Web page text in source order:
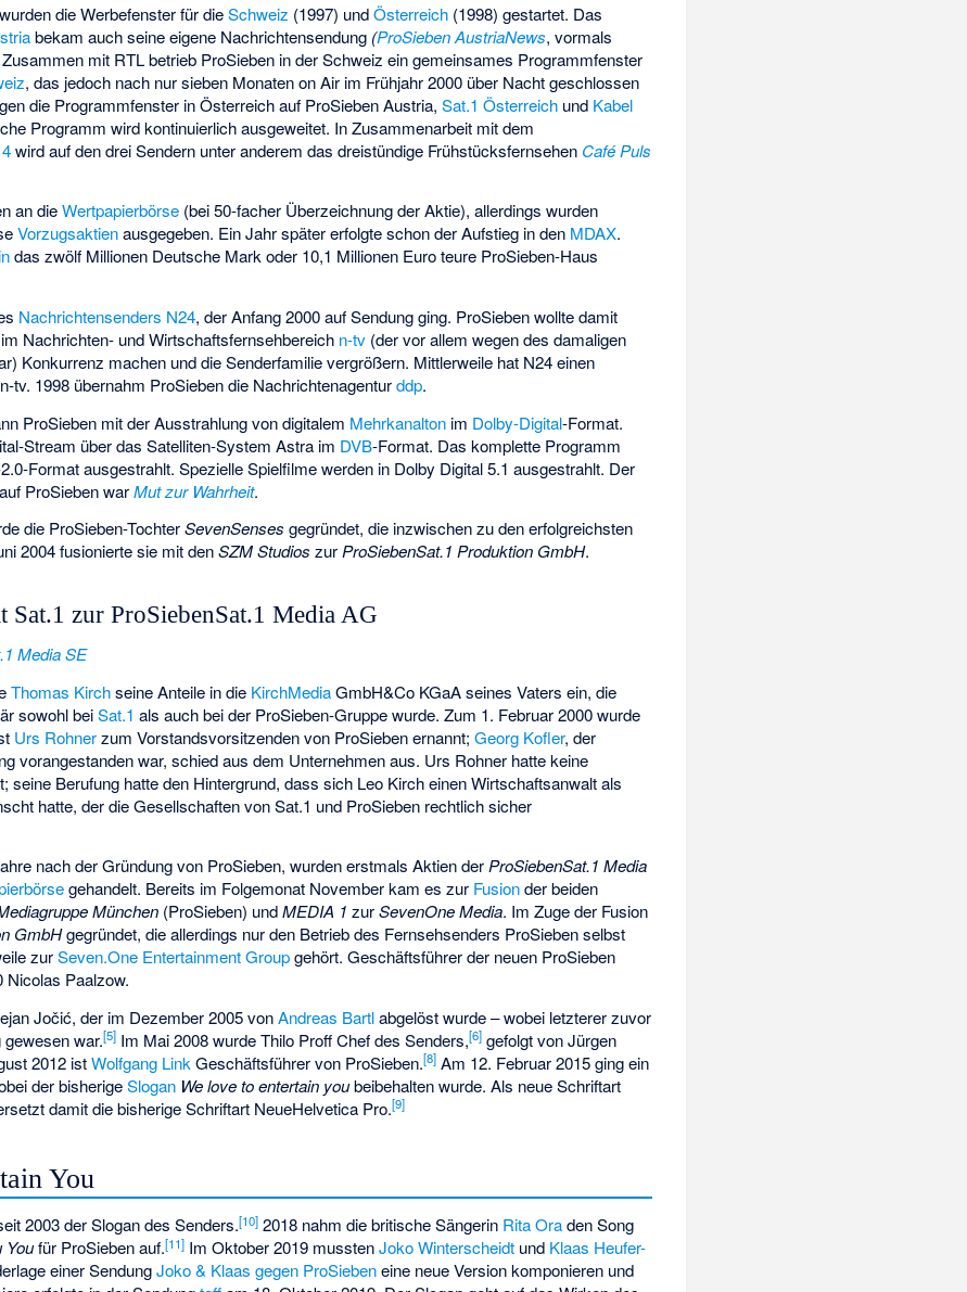
die Werbefenster für dieSchweiz (1997) undÖsterreich (1998) gestartet. Das
bekam auch seine eigene Nachrichtensendung (ProSieben AustriaNews, vormals
mit RTL betrieb ProSieben in der Schweiz ein gemeinsames Programmfenster
, das jedoch nach nur sieben Monaten on Air im Frühjahr 2000 über Nacht geschlossen
die Programmfenster in Österreich auf ProSieben Austria,Sat.1 Österreich und Kabel
Programm wird kontinuierlich ausgeweitet. In Zusammenarbeit mit dem
wird auf den drei Sendern unter anderem das dreistündige Frühstücksfernsehen Café Puls
an dieWertpapierbörse (bei 50-facher Überzeichnung der Aktie), allerdings wurden
Vorzugsaktienausgegeben. Ein Jahr später erfolgte schon der Aufstieg in den MDAX.
das zwölf Millionen Deutsche Mark oder 10,1 Millionen Euro teure ProSieben-Haus
Nachrichtensenders N24, der Anfang 2000 auf Sendung ging. ProSieben wollte damit
im Nachrichten- und Wirtschaftsfernsehbereich n-tv (der vor allem wegen des damaligen
Konkurrenz machen und die Senderfamilie vergrößern. Mittlerweile hat N24 einen
tv. 1998 übernahm ProSieben die Nachrichtenagenturddp.
ProSieben mit der Ausstrahlung von digitalem Mehrkanalton im Dolby-Digital-Format.
Stream über das Satelliten-System Astra im DVB-Format. Das komplette Programm
Format ausgestrahlt. Spezielle Spielfilme werden in Dolby Digital 5.1 ausgestrahlt. Der
ProSieben warMut zur Wahrheit.
die ProSieben-TochterSevenSenses gegründet, die inzwischen zu den erfolgreichsten
2004 fusionierte sie mit denSZM Studios zurProSiebenSat.1 Produktion GmbH.
Sat.1 zur ProSiebenSat.1 Media AG
Media SE
Thomas Kirchseine Anteile in die KirchMediaGmbH&Co KGaA seines Vaters ein, die
sowohl beiSat.1 als auch bei der ProSieben-Gruppe wurde. Zum 1. Februar 2000 wurde
Urs Rohnerzum Vorstandsvorsitzenden von ProSieben ernannt;Georg Kofler, der
vorangestanden war, schied aus dem Unternehmen aus. Urs Rohner hatte keine
seine Berufung hatte den Hintergrund, dass sich Leo Kirch einen Wirtschaftsanwalt als
hatte, der die Gesellschaften von Sat.1 und ProSieben rechtlich sicher
nach der Gründung von ProSieben, wurden erstmals Aktien derProSiebenSat.1 Media
gehandelt. Bereits im Folgemonat November kam es zur Fusionder beiden
München (ProSieben) undMEDIA 1 zurSevenOne Media. Im Zuge der Fusion
GmbHgegründet, die allerdings nur den Betrieb des Fernsehsenders ProSieben selbst
zurSeven.One Entertainment Groupgehört. Geschäftsführer der neuen ProSieben
Nicolas Paalzow.
Jočić, der im Dezember 2005 vonAndreas Bartlabgelöst wurde – wobei letzterer zuvor
war.[5] Im Mai 2008 wurde Thilo Proff Chef des Senders,[6] gefolgt von Jürgen
2012 istWolfgang Link Geschäftsführer von ProSieben.[8] Am 12. Februar 2015 ging ein
der bisherigeSlogan We love to entertain youbeibehalten wurde. Als neue Schriftart
damit die bisherige Schriftart NeueHelvetica Pro.[9]
You
2003 der Slogan des Senders.[10] 2018 nahm die britische Sängerin Rita Oraden Song
Youfür ProSieben auf.[11] Im Oktober 2019 musstenJoko Winterscheidt und Klaas Heufer-
einer SendungJoko & Klaas gegen ProSiebeneine neue Version komponieren und